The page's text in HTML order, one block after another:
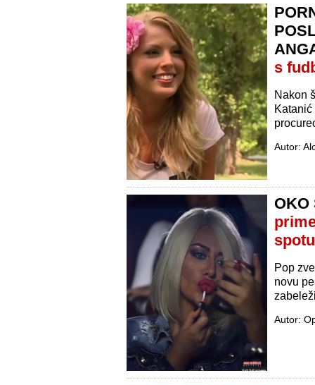
s
Nakon
Katanić
Autor:
OKO
Pop
novu
Autor: